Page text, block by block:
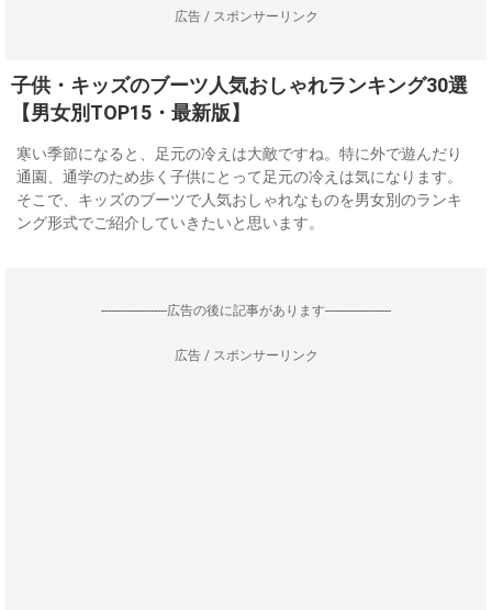
広告 / スポンサーリンク
子供・キッズのブーツ人気おしゃれランキング30選
【男女別TOP15・最新版】
寒い季節になると、足元の冷えは大敵ですね。特に外で遊んだり
通園、通学のため歩く子供にとって足元の冷えは気になります。
そこで、キッズのブーツで人気おしゃれなものを男女別のランキ
ング形式でご紹介していきたいと思います。
--------------------広告の後に記事があります--------------------
広告 / スポンサーリンク